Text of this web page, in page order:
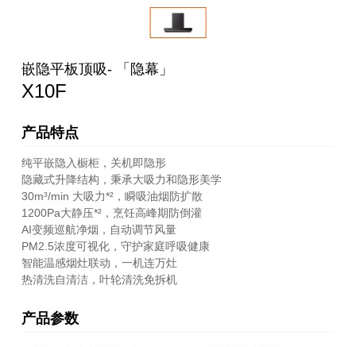
嵌隐平板顶吸- 「隐幕」
X10F
产品特点
纯平嵌隐入橱柜，关机即隐形
隐藏式升降结构，秉承大吸力和隐形美学
30m³/min 大吸力*²，瞬吸油烟防扩散
1200Pa大静压*²，烹饪高峰期防倒灌
AI变频巡航净烟，自动调节风量
PM2.5浓度可视化，守护家庭呼吸健康
智能温感烟灶联动，一机连万灶
热清洗自清洁，叶轮清洗免拆机
产品参数